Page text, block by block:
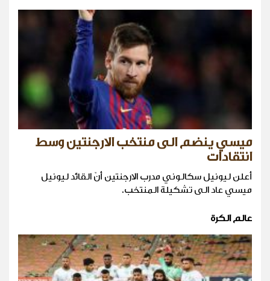
ميسي ينضم الى منتخب الارجنتين وسط
انتقادات
أعلن ليونيل سكالوني مدرب الارجنتين أنّ القائد ليونيل
ميسي عاد الى تشكيلة المنتخب.
عالم الكرة